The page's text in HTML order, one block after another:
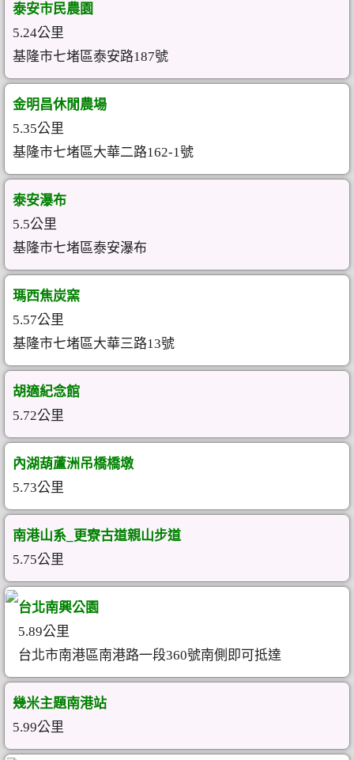
泰安市民農園
5.24公里
基隆市七堵區泰安路187號
金明昌休閒農場
5.35公里
基隆市七堵區大華二路162-1號
泰安瀑布
5.5公里
基隆市七堵區泰安瀑布
瑪西焦炭窯
5.57公里
基隆市七堵區大華三路13號
胡適紀念館
5.72公里
內湖葫蘆洲吊橋橋墩
5.73公里
南港山系_更寮古道親山步道
5.75公里
台北南興公園
5.89公里
台北市南港區南港路一段360號南側即可抵達
幾米主題南港站
5.99公里